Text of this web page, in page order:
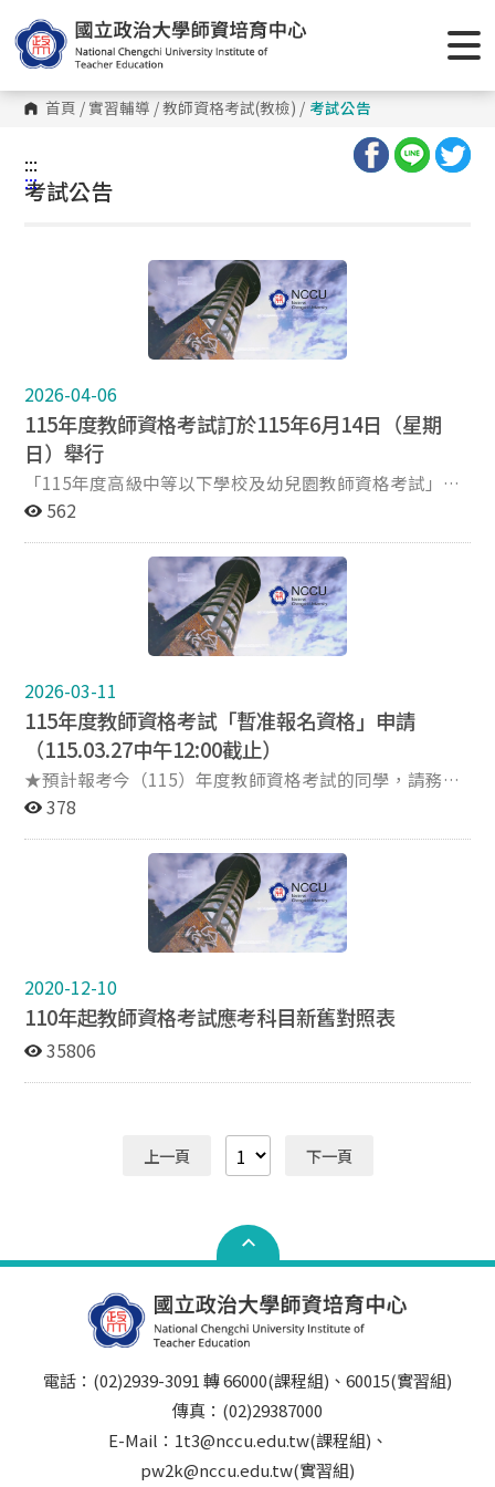
首頁 /實習輔導 /教師資格考試(教檢) / 考試公告
:::
:::
考試公告
2026-04-06
115年度教師資格考試訂於115年6月14日（星期
日）舉行
「115年度高級中等以下學校及幼兒園教師資格考試」訂
於 115年6月14日（星期日） 舉行，請有志報考者提早準
分起至4月16日（星期四）下午3時止。 繳費時間：115年
4月9日（星期四）上午8時30分起至4月16日（星期四）
詳閱115年度教師資格考試簡章（簡章連結）、答案卡/答
案卷樣式（樣張公告）、試場規則（附於簡章中）。
562
2026-03-11
115年度教師資格考試「暫准報名資格」申請
（115.03.27中午12:00截止）
★預計報考今（115）年度教師資格考試的同學，請務必
詳閱本公告內容及附件「115年度教師資格考試相關事宜
資格考試報名須繳交資料】 最近一年內正面脫帽半身彩色
照片（JPG檔） 國民身分證／有效護照／合法停留、居留
或定居之證明文件 修畢師資職前教育證明書 學士以上學
教育課程，尚未取得上述(3)、(4)證書資料之應屆畢業考
報名定義】 ►學士班應屆考生： 於教師資格考試當學期
（114-2）「仍在修習」師資職前教育課程（含大學部普
通課程、教育專業課程、任教專門課程等），並預計於考
育課程（含教育專業課程、任教專門課程、碩博士班畢業
應修學分等，不含論文），並預計於考試當學期（114-
請於 115年3月27日（星期五）中午12:00前 填寫申請表
單，方能以「暫准報名」身分報考。 ➤ 表單連結：
https://forms.gle/xGoMFzRBcfhT53c16 【注意事項】 無
論是否以暫准報名身分報考教檢，「所有考生」（含一般
考生、暫准報名考生）仍須於教師資格考試簡章公告之期
報名費，才算完成所有報名程序！ 暫准報名考生務必於
115年7月6日（星期一）17:00前 補繳齊所有報考相關文
件！逾期未繳文件者，教師資格考試將以「不放榜」處
理，亦不得參與教育實習。 請同學務必詳閱附件說明，如
378
2020-12-10
110年起教師資格考試應考科目新舊對照表
35806
上一頁 下一頁
電話：(02)2939-3091 轉 66000(課程組)、60015(實習組)
傳真：(02)29387000
E-Mail：1t3@nccu.edu.tw(課程組)、
pw2k@nccu.edu.tw(實習組)